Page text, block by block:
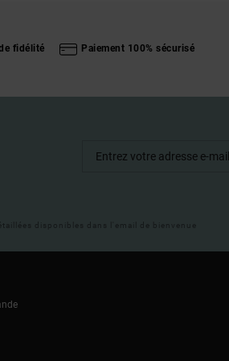
fidélité Paiement 100% sécurisé
disponibles dans l'email de bienvenue